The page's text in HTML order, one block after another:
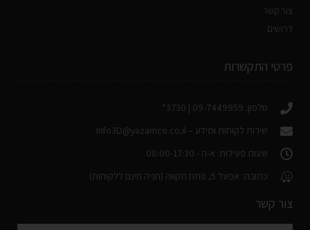
צור קשר
דרושים
פרטי התקשרות
טלפון: 09-7449959 | 3730*
שירות לקוחות ומידע – Info3D@yazamco.co.il
שעות פעילות: א-ה - 08:00-17:30
כתובת: אפעל 5, פתח תקווה (חניה חינם ללקוחות)
צור קשר